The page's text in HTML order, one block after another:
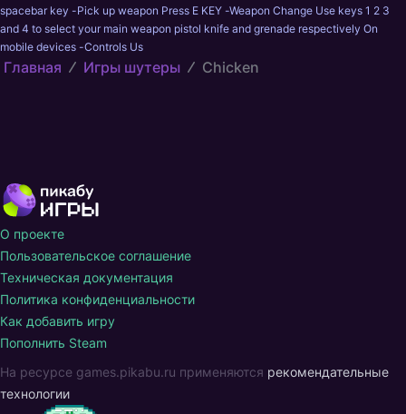
spacebar key -Pick up weapon Press E KEY -Weapon Change Use keys 1 2 3
and 4 to select your main weapon pistol knife and grenade respectively On
mobile devices -Controls Us
Главная Игры шутеры Chicken
О проекте
Пользовательское соглашение
Техническая документация
Политика конфиденциальности
Как добавить игру
Пополнить Steam
На ресурсе games.pikabu.ru применяются рекомендательные
технологии